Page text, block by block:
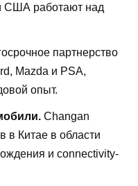
США работают над
партнерство
Mazda и PSA,
опыт.
Changan
в Китае в области
и connectivity-